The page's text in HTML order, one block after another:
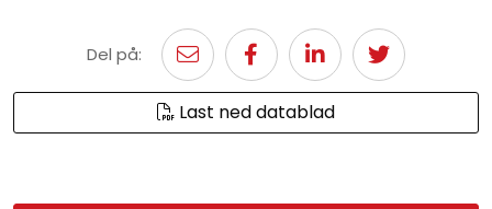
Del på:
Last ned datablad